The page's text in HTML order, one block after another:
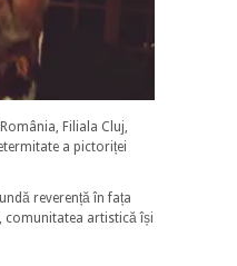
Filiala Cluj,
a pictoriței
reverență în fața
comunitatea artistică își